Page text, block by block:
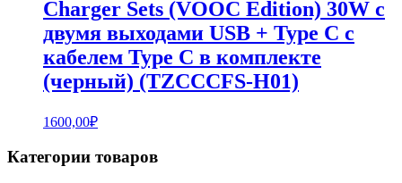
Charger Sets (VOOC Edition) 30W с
двумя выходами USB + Type C с
кабелем Type C в комплекте
(черный) (TZCCCFS-H01)
1600,00₽
Категории товаров